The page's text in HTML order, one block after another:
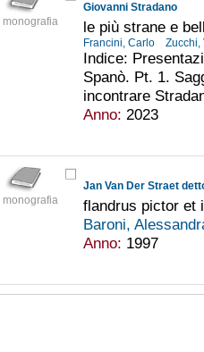
monografia
Giovanni Stradano
le più strane e
Francini, Carlo
Indice:
Spanò. Pt. 1.
incontrare
Anno: 2023
monografia
Jan Van Der Straet
flandrus pictor et
Baroni,
Anno: 1997